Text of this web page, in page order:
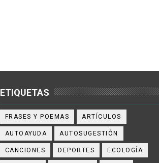
ETIQUETAS
FRASES Y POEMAS ARTÍCULOS
AUTOAYUDA AUTOSUGESTIÓN
CANCIONES DEPORTES ECOLOGÍA